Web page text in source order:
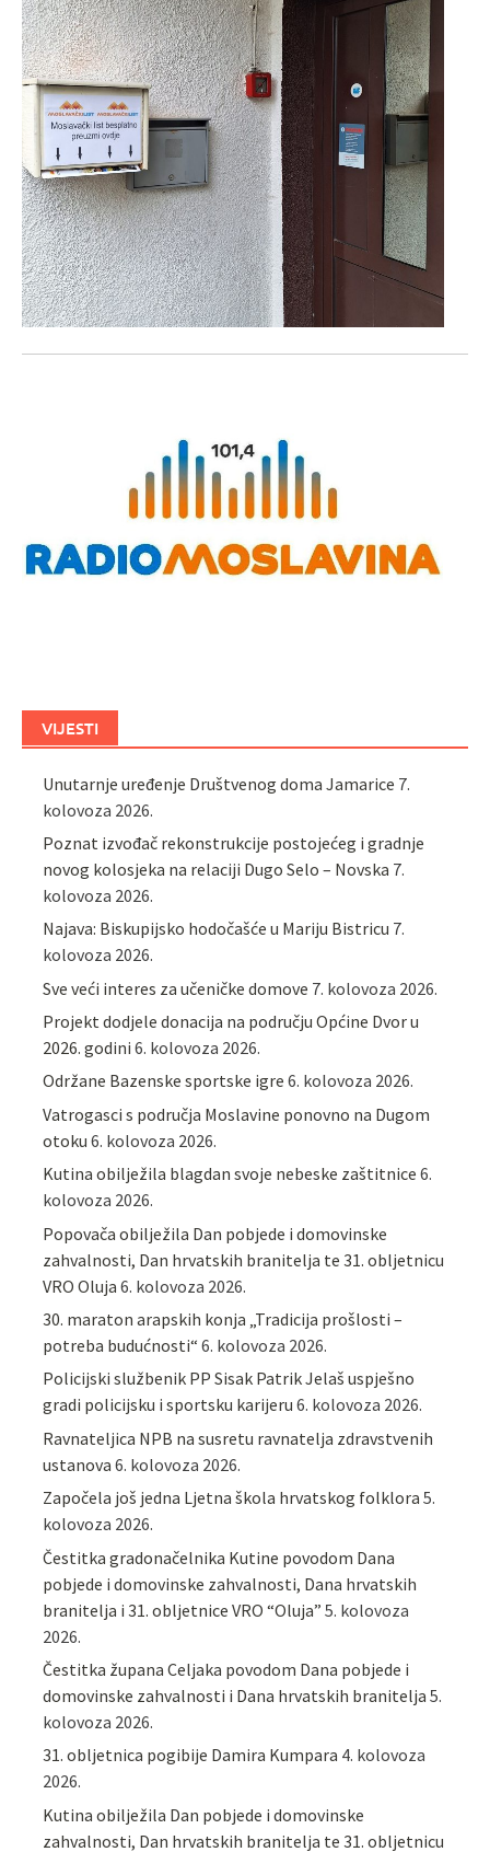
VIJESTI
Unutarnje uređenje Društvenog doma Jamarice 7.
kolovoza 2026.
Poznat izvođač rekonstrukcije postojećeg i gradnje
novog kolosjeka na relaciji Dugo Selo – Novska 7.
kolovoza 2026.
Najava: Biskupijsko hodočašće u Mariju Bistricu 7.
kolovoza 2026.
Sve veći interes za učeničke domove 7. kolovoza 2026.
Projekt dodjele donacija na području Općine Dvor u
2026. godini 6. kolovoza 2026.
Održane Bazenske sportske igre 6. kolovoza 2026.
Vatrogasci s područja Moslavine ponovno na Dugom
otoku 6. kolovoza 2026.
Kutina obilježila blagdan svoje nebeske zaštitnice 6.
kolovoza 2026.
Popovača obilježila Dan pobjede i domovinske
zahvalnosti, Dan hrvatskih branitelja te 31. obljetnicu
VRO Oluja 6. kolovoza 2026.
30. maraton arapskih konja „Tradicija prošlosti –
potreba budućnosti“ 6. kolovoza 2026.
Policijski službenik PP Sisak Patrik Jelaš uspješno
gradi policijsku i sportsku karijeru 6. kolovoza 2026.
Ravnateljica NPB na susretu ravnatelja zdravstvenih
ustanova 6. kolovoza 2026.
Započela još jedna Ljetna škola hrvatskog folklora 5.
kolovoza 2026.
Čestitka gradonačelnika Kutine povodom Dana
pobjede i domovinske zahvalnosti, Dana hrvatskih
branitelja i 31. obljetnice VRO “Oluja” 5. kolovoza
2026.
Čestitka župana Celjaka povodom Dana pobjede i
domovinske zahvalnosti i Dana hrvatskih branitelja 5.
kolovoza 2026.
31. obljetnica pogibije Damira Kumpara 4. kolovoza
2026.
Kutina obilježila Dan pobjede i domovinske
zahvalnosti, Dan hrvatskih branitelja te 31. obljetnicu